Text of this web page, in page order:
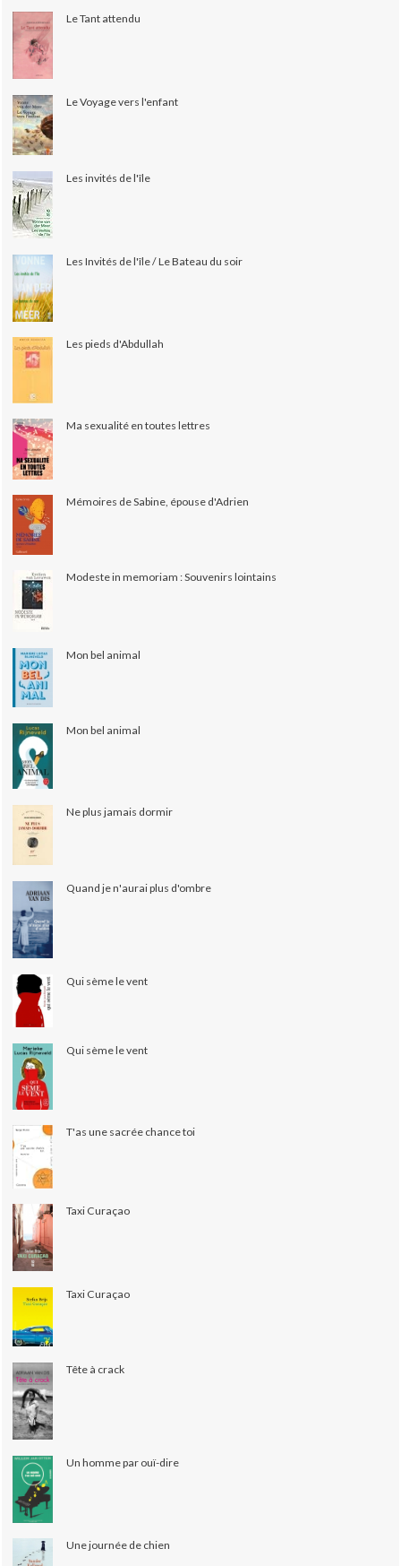
Le Tant attendu
Le Voyage vers l'enfant
Les invités de l'île
Les Invités de l'île / Le Bateau du soir
Les pieds d'Abdullah
Ma sexualité en toutes lettres
Mémoires de Sabine, épouse d'Adrien
Modeste in memoriam : Souvenirs lointains
Mon bel animal
Mon bel animal
Ne plus jamais dormir
Quand je n'aurai plus d'ombre
Qui sème le vent
Qui sème le vent
T'as une sacrée chance toi
Taxi Curaçao
Taxi Curaçao
Tête à crack
Un homme par ouï-dire
Une journée de chien